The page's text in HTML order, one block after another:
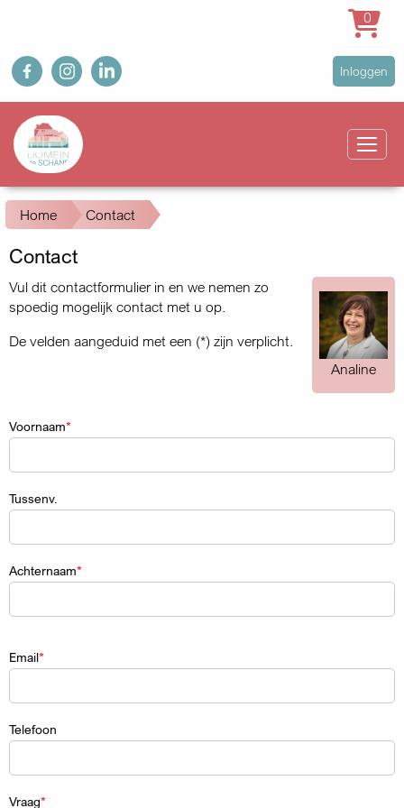
Overslaan
en
naar
inhoud
gaan
fb ig in
User
account
Inloggen
Main
navigation
0
Kruimelpad
Home Contact
Contact
Vul dit contactformulier in en we nemen zo
spoedig mogelijk contact met u op.
De velden aangeduid met een (*) zijn verplicht.
Analine
Naam
Voornaam
Tussenv.
Achternaam
Email
Telefoon
Vraag